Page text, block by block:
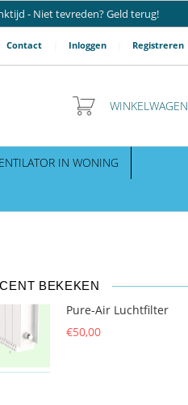
- Niet tevreden? Geld terug!
Contact Inloggen Registreren
WINKELWAGEN
IN WONING
BEKEKEN
Pure-Air Luchtfilter
€50,00